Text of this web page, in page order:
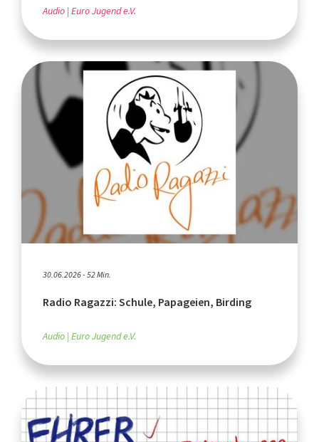
Audio Euro Jugend e.V.
30.06.2026 - 52 Min.
Radio Ragazzi: Schule, Papageien, Birding
Audio Euro Jugend e.V.